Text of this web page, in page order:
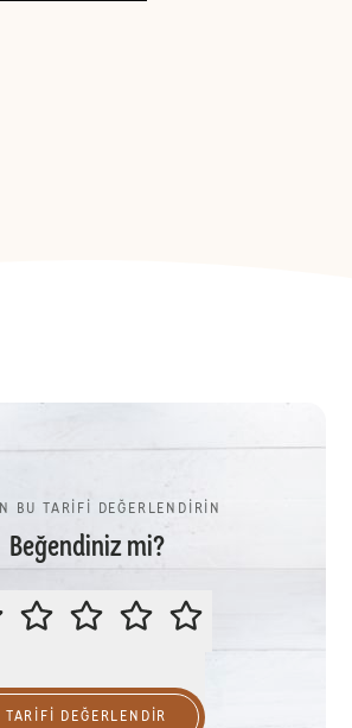
BU TARİFİ DEĞERLENDİRİN
Beğendiniz mi?
LÜTFEN BU TARİFİ
TARIFI DEĞERLENDİR